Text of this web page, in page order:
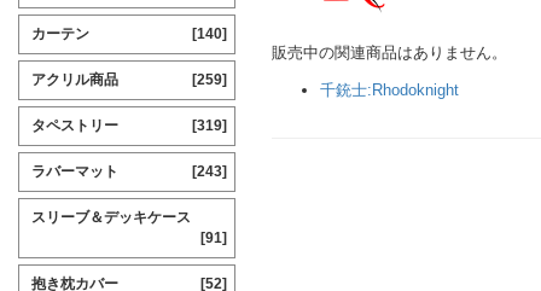
販売中の関連商品はありません。
千銃士:Rhodoknight
カーテン [140]
アクリル商品 [259]
タペストリー [319]
ラバーマット [243]
スリーブ＆デッキケース
[91]
抱き枕カバー [52]